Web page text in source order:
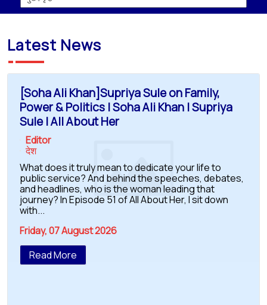
Latest News
[Soha Ali Khan]Supriya Sule on Family,
Power & Politics | Soha Ali Khan | Supriya
Sule | All About Her
Editor
देश
What does it truly mean to dedicate your life to
public service? And behind the speeches, debates,
and headlines, who is the woman leading that
journey? In Episode 51 of All About Her, I sit down
with...
Friday, 07 August 2026
Read More